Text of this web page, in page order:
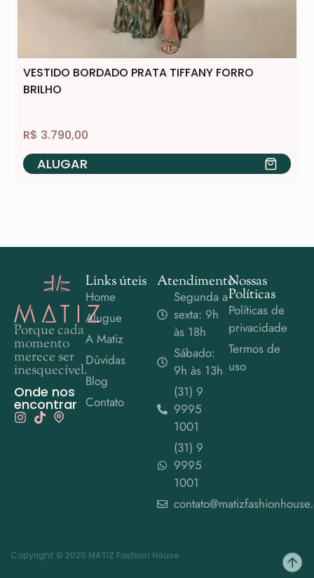
VESTIDO BORDADO PRATA TIFFANY FORRO
BRILHO
R$ 3.790,00
ALUGAR
Porque cada
momento
merece ser
inesquecível.
Onde nos
encontrar
Links úteis
Home
Alugue
A Matiz
Dúvidas
Blog
Contato
Atendimento
Segunda a
sexta: 9h
às 18h
Sábado:
9h às 13h
(31) 9
9995
1001
(31) 9
9995
1001
Nossas
Políticas
Políticas de
privacidade
Termos de
uso
Copyright © 2025 MATIZ Fashion House.